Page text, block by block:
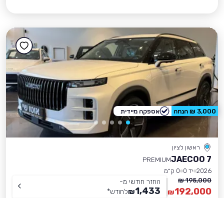
ראשון לציון
JAECOO 7
PREMIUM
2026 יד 0
0 ק״מ
195,000 ₪
192,000
₪
החזר חודשי מ-
1,433
₪לחודש*
3,000 ₪ הנחה אספקה מיידית